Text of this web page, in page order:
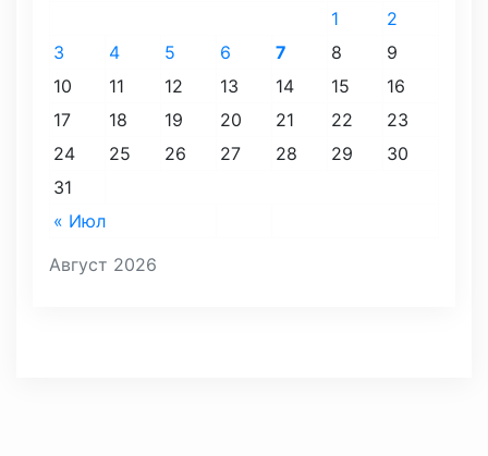
Август 2026
« Июл
1
2
3
4 5 6 7 8
9
10
11 12 13 14 15
16
17
18 19 20 21 22
23
24
25 26 27 28 29
30
31